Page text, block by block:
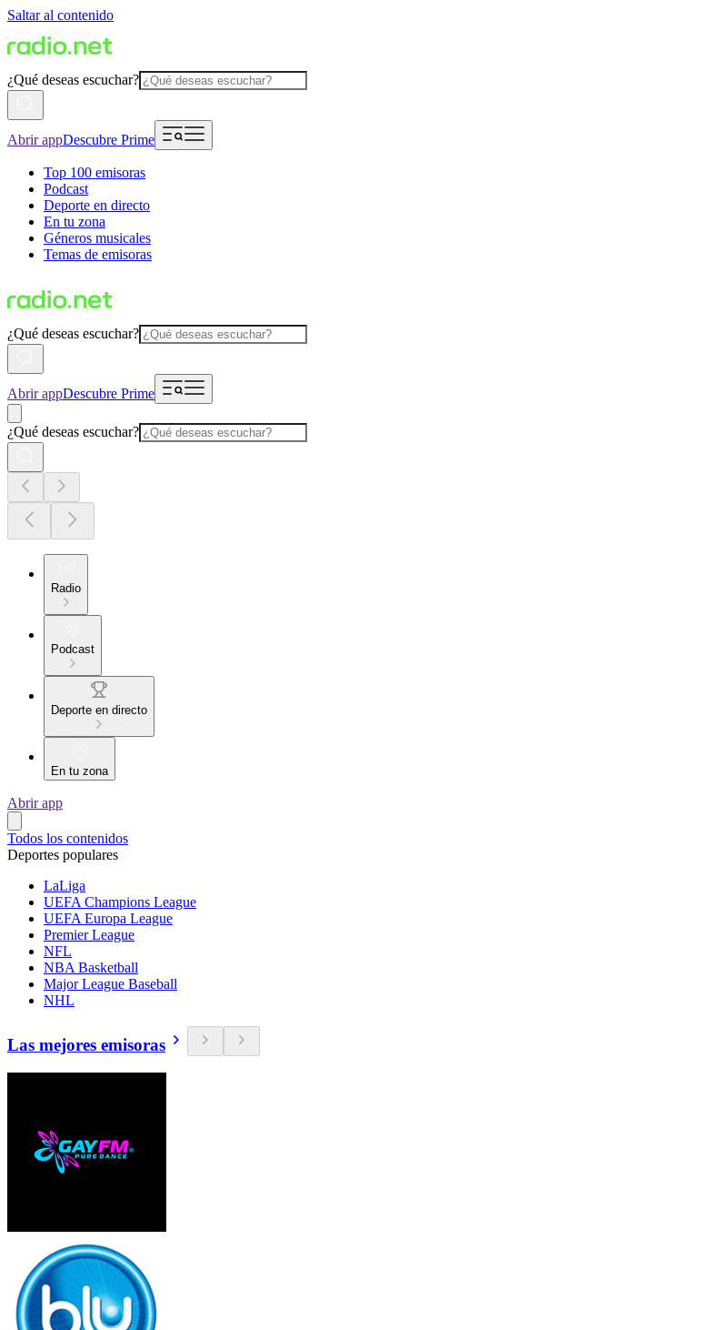
Saltar al contenido
¿Qué deseas escuchar?
Abrir appDescubre Prime
Top 100 emisoras
Podcast
Deporte en directo
En tu zona
Géneros musicales
Temas de emisoras
¿Qué deseas escuchar?
Abrir appDescubre Prime
¿Qué deseas escuchar?
Radio
Podcast
Deporte en directo
En tu zona
Abrir app
Todos los contenidos
Deportes populares
LaLiga
UEFA Champions League
UEFA Europa League
Premier League
NFL
NBA Basketball
Major League Baseball
NHL
Las mejores emisoras